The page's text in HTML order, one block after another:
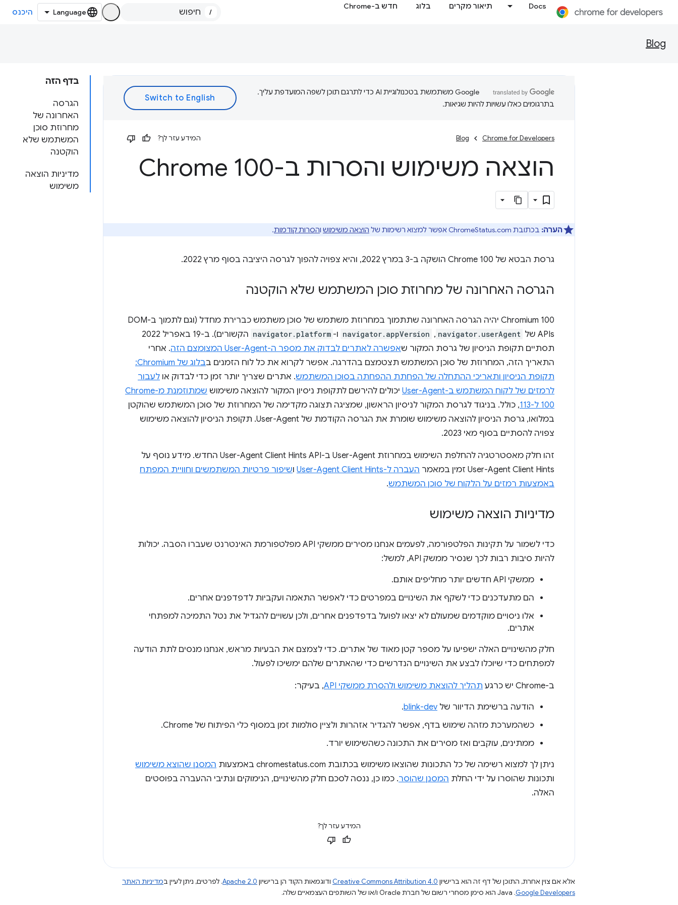
Docs תיאור מקרים בלוג חדש ב-Chrome
/ היכנס
Blog
בדף הזה
הגרסה
האחרונה של
מחרוזת סוכן
המשתמש שלא
הוקטנה
מדיניות הוצאה
משימוש
‫Google משתמשת בטכנולוגיית AI כדי לתרגם תוכן לשפה המועדפת עליך.
בתרגומים כאלו עשויות להיות שגיאות.
Chrome for Developers
Blog המידע עזר לך?
הוצאה משימוש והסרות ב-Chrome 100
הערה: בכתובת ChromeStatus.com אפשר למצוא רשימות של הוצאה משימוש והסרות קודמות.
גרסת הבטא של Chrome 100 הושקה ב-3 במרץ 2022, והיא צפויה להפוך לגרסה היציבה בסוף מרץ 2022.
הגרסה האחרונה של מחרוזת סוכן המשתמש שלא הוקטנה
Chromium 100 יהיה הגרסה האחרונה שתתמוך במחרוזת משתמש של סוכן משתמש כברירת מחדל (וגם לתמוך ב-DOM
APIs של
navigator.userAgent
,
navigator.appVersion ו- navigator.platform
הקשורים). ב-19 באפריל 2022
תסתיים תקופת הניסיון של גרסת המקור שאפשרה לאתרים לבדוק את מספר ה-User-Agent המצומצם הזה
. אחרי
התאריך הזה, המחרוזת של סוכן המשתמש תצטמצם בהדרגה. אפשר לקרוא את כל לוח הזמנים ב
בלוג של Chromium:
תקופת הניסיון ותאריכי ההתחלה של הפחתת ההפחתה בסוכן המשתמש. אתרים שצריך יותר זמן כדי לבדוק או לעבור
לרמזים של לקוח המשתמש ב-User-Agent
יכולים להירשם לתקופת ניסיון המקור להוצאה משימוש
שמתוזמנת מ-Chrome
100 ל-113
, כולל. בניגוד לגרסת המקור לניסיון הראשון, שמציגה תצוגה מקדימה של המחרוזת של סוכן המשתמש שהוקטן
במלואו, גרסת הניסיון להוצאה משימוש שומרת את הגרסה הקודמת של User-Agent. תקופת הניסיון להוצאה משימוש
צפויה להסתיים בסוף מאי 2023.
זהו חלק מאסטרטגיה להחלפת השימוש במחרוזת User-Agent ב-User-Agent Client Hints API החדש. מידע נוסף על
User-Agent Client Hints זמין במאמר
העברה ל-User-Agent Client Hints ושיפור פרטיות המשתמשים וחוויית המפתח
באמצעות רמזים על הלקוח של סוכן המשתמש.
מדיניות הוצאה משימוש
כדי לשמור על תקינות הפלטפורמה, לפעמים אנחנו מסירים ממשקי API מפלטפורמת האינטרנט שעברו הסבה. יכולות
להיות סיבות רבות לכך שנסיר ממשק API, למשל:
ממשקי API חדשים יותר מחליפים אותם.
הם מתעדכנים כדי לשקף את השינויים במפרטים כדי לאפשר התאמה ועקביות לדפדפנים אחרים.
אלו ניסויים מוקדמים שמעולם לא יצאו לפועל בדפדפנים אחרים, ולכן עשויים להגדיל את נטל התמיכה למפתחי
אתרים.
חלק מהשינויים האלה ישפיעו על מספר קטן מאוד של אתרים. כדי לצמצם את הבעיות מראש, אנחנו מנסים לתת הודעה
למפתחים כדי שיוכלו לבצע את השינויים הנדרשים כדי שהאתרים שלהם ימשיכו לפעול.
ב-Chrome יש כרגע תהליך להוצאת משימוש ולהסרת ממשקי API , בעיקר:
הודעה ברשימת הדיוור של blink-dev
.
כשהמערכת מזהה שימוש בדף, אפשר להגדיר אזהרות ולציין סולמות זמן במסוף כלי הפיתוח של Chrome.
ממתינים, עוקבים ואז מסירים את התכונה כשהשימוש יורד.
ניתן לך למצוא רשימה של כל התכונות שהוצאו משימוש בכתובת chromestatus.com באמצעות
המסנן שהוצא משימוש
ותכונות שהוסרו על ידי החלת המסנן שהוסר. כמו כן, ננסה לסכם חלק מהשינויים, הנימוקים ונתיבי ההעברה בפוסטים
האלה.
המידע עזר לך?
אלא אם צוין אחרת, התוכן של דף זה הוא ברישיון Creative Commons Attribution 4.0 ודוגמאות הקוד הן ברישיון Apache 2.0. לפרטים, ניתן לעיין במדיניות האתר
Google Developers‏.‏ Java הוא סימן מסחרי רשום של חברת Oracle ו/או של השותפים העצמאיים שלה.